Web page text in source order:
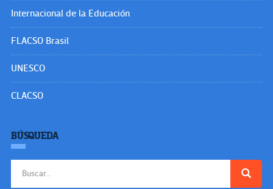
Internacional de la Educación
FLACSO Brasil
UNESCO
CLACSO
BÚSQUEDA